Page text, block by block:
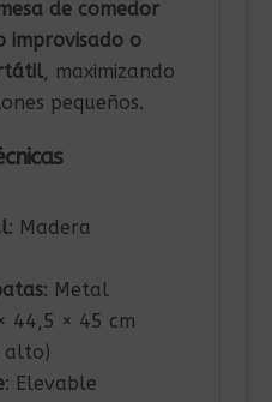
de comedor
improvisado o
, maximizando
pequeños.
: Madera
: Metal
44,5 × 45 cm
alto)
: Elevable